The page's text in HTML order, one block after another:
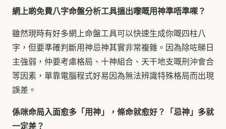
網上啲免費八字命盤分析工具搵出嚟嘅用神準唔準㗎？
雖然現時有好多網上命盤工具可以快速生成你嘅四柱八
字，但要準確判斷用神忌神其實非常複雜。因為除咗睇日
主強弱，仲要考慮格局、十神組合、天干地支嘅刑沖會合
等因素，單靠電腦程式好易因為無法辨識特殊格局而出現
誤差。
係咪命局入面愈多「用神」，條命就愈好？「忌神」多就
一定差？